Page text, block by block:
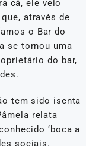
cá, ele veio
através de
o Bar do
se tornou uma
do bar,
tem sido isenta
relata
‘boca a
sociais.